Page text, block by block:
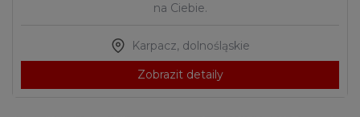
na Ciebie.
Karpacz, dolnośląskie
Zobrazit detaily